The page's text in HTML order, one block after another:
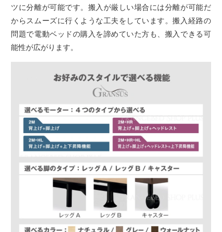
ツに分離が可能です。搬入が厳しい場合には分離が可能だ
からスムーズに行くような工夫をしています。搬入経路の
問題で電動ベッドの購入を諦めていた方も、搬入できる可
能性が広がります。